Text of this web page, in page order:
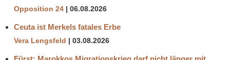
Opposition 24 06.08.2026
Ceuta ist Merkels fatales Erbe
Vera Lengsfeld 03.08.2026